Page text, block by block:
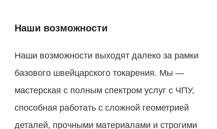
Наши возможности
Наши возможности выходят далеко за рамки
базового швейцарского токарения. Мы —
мастерская с полным спектром услуг с ЧПУ,
способная работать с сложной геометрией
деталей, прочными материалами и строгими